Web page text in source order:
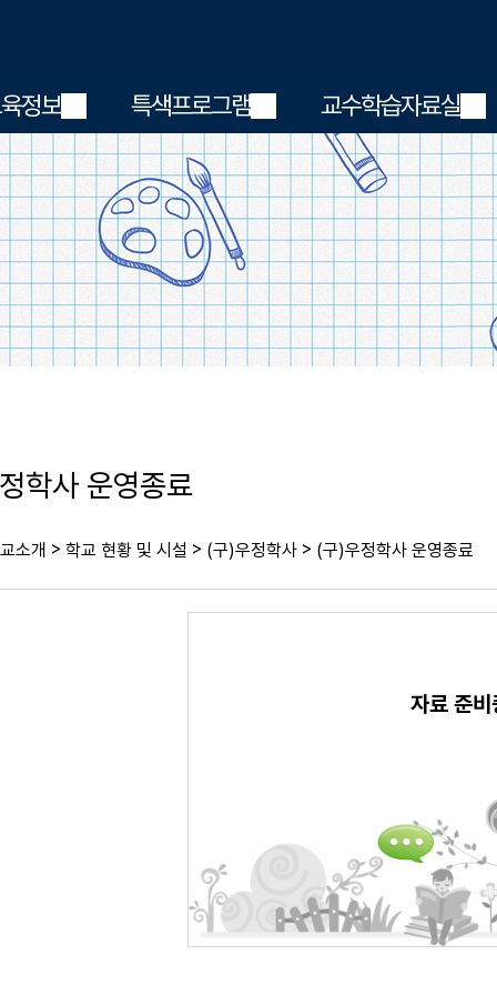
정보 특색프로그램 교수학습자료실
학사 운영종료
소개 > 학교 현황 및 시설 > (구)우정학사 > (구)우정학사 운영종료
자료 준비